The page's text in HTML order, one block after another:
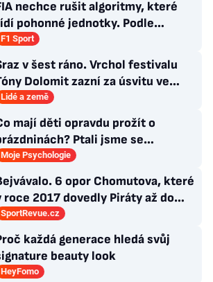
nechce rušit algoritmy, které
pohonné jednotky. Podle
by to vše jen zhoršilo
F1 Sport
v šest ráno. Vrchol festivalu
Dolomit zazní za úsvitu ve
metrech
Lidé a země
mají děti opravdu prožít o
Ptali jsme se
rodinného terapeuta a
pedagogů
Moje Psychologie
6 opor Chomutova, které
roce 2017 dovedly Piráty až do
play-off
SportRevue.cz
každá generace hledá svůj
beauty look
HeyFomo